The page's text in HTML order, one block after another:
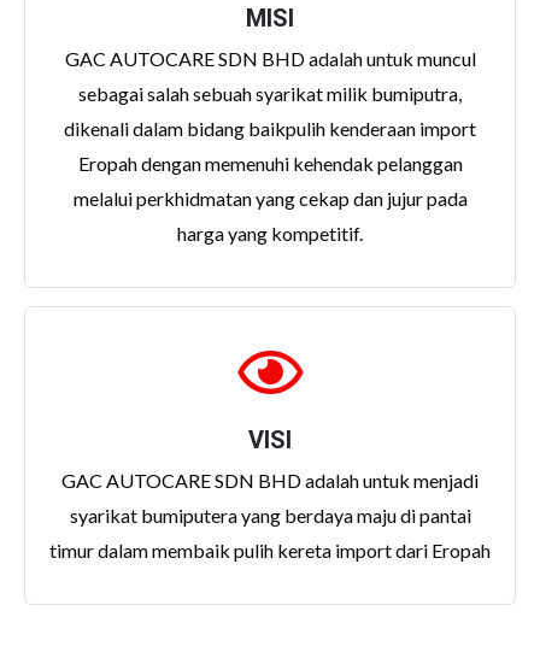
MISI
GAC AUTOCARE SDN BHD adalah untuk muncul
sebagai salah sebuah syarikat milik bumiputra,
dikenali dalam bidang baikpulih kenderaan import
Eropah dengan memenuhi kehendak pelanggan
melalui perkhidmatan yang cekap dan jujur pada
harga yang kompetitif.
VISI
GAC AUTOCARE SDN BHD adalah untuk menjadi
syarikat bumiputera yang berdaya maju di pantai
timur dalam membaik pulih kereta import dari Eropah